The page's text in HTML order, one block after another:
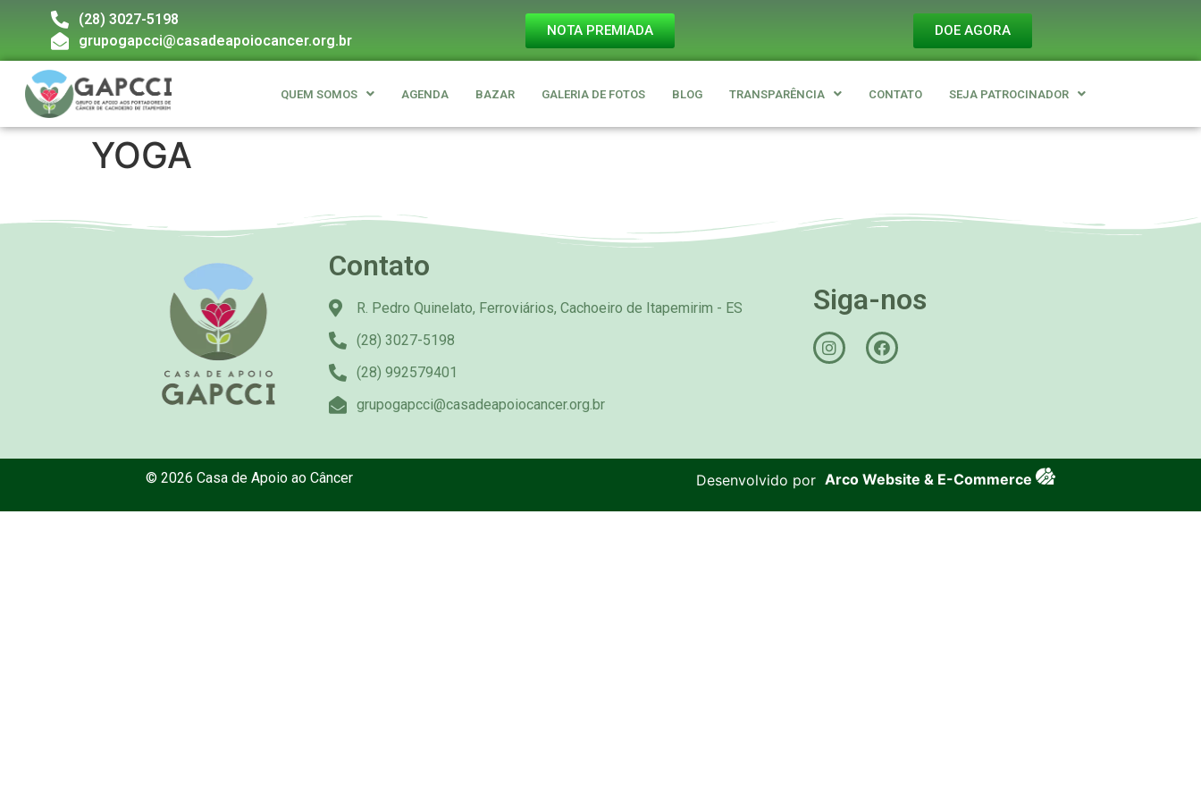
(28) 3027-5198
grupogapcci@casadeapoiocancer.org.br
NOTA PREMIADA DOE AGORA
QUEM SOMOS AGENDA BAZAR GALERIA DE FOTOS BLOG TRANSPARÊNCIA CONTATO SEJA PATROCINADOR
YOGA
Contato
R. Pedro Quinelato, Ferroviários, Cachoeiro de Itapemirim - ES
(28) 3027-5198
(28) 992579401
grupogapcci@casadeapoiocancer.org.br
Siga-nos
© 2026 Casa de Apoio ao Câncer Desenvolvido por Arco Website & E-Commerce